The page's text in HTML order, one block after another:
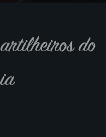
do